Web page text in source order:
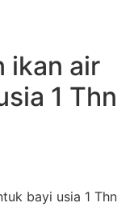
ikan air
1 Thn
bayi usia 1 Thn